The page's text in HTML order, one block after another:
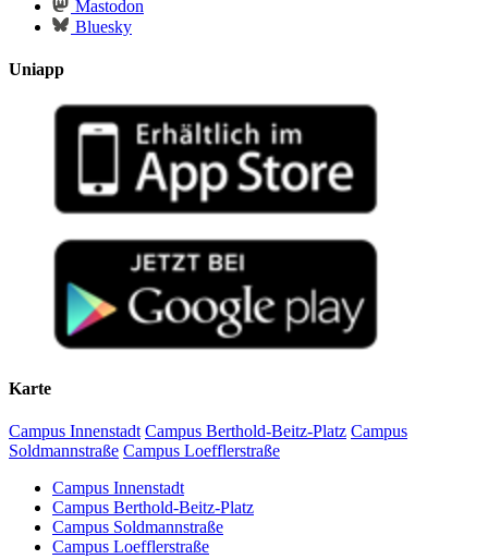
Mastodon
Bluesky
Uniapp
Karte
Campus Innenstadt Campus Berthold-Beitz-Platz Campus
Soldmannstraße Campus Loefflerstraße
Campus Innenstadt
Campus Berthold-Beitz-Platz
Campus Soldmannstraße
Campus Loefflerstraße